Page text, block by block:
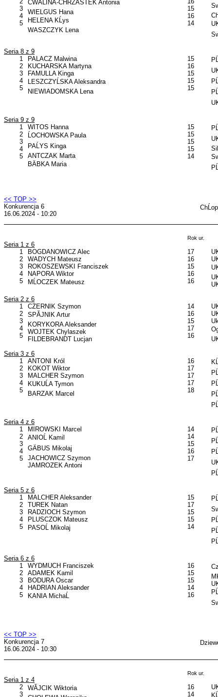
3
4
5
CWALINA-CHRZÄSTEK Antonia
WIELGUS Hana
HELENA KĹys
WASZCZYK Lena
15
16
14
Seria 8 z 9
1
2
3
4
5
PALACZ Malwina
KUCHARSKA Martyna
FAMULLA Kinga
LESZCZYĹSKA Aleksandra
NIEWIADOMSKA Lena
15
16
15
15
15
Seria 9 z 9
1
2
3
4
5
WITOS Hanna
ĹOCHOWSKA Paula
PAĹYS Kinga
ANTCZAK Marta
BÄBKA Maria
15
15
15
15
14
<< TOP >>
Konkurencja 6
16.06.2024 - 10:20
Rok ur.
Seria 1 z 6
1
2
3
4
5
BOGDANOWICZ Alec
WADYCH Mateusz
ROKOSZEWSKI Franciszek
NAPORA Wiktor
MĹOCZEK Mateusz
17
16
15
16
16
Seria 2 z 6
1
2
3
4
5
CZERNIK Szymon
SPĂJNIK Artur
KORYKORA Aleksander
WOJTEK Chylaszek
FILDEBRANDT Lucjan
14
16
15
17
16
Seria 3 z 6
1
2
3
4
5
ANTONI Król
KOKOT Wiktor
MALCHER Szymon
KUKUĹA Tymon
BARZAK Marcel
16
17
17
17
18
Seria 4 z 6
1
2
3
4
5
MIROWSKI Marcel
ANIOĹ Kamil
GÄBUS Mikolaj
JACHOWICZ Szymon
JAMROZEK Antoni
14
14
15
16
17
Seria 5 z 6
1
2
3
4
5
MALCHER Aleksander
TUREK Natan
RADZIOCH Szymon
PLUSCZOK Mateusz
PASOĹ Mikolaj
15
17
15
15
14
Seria 6 z 6
1
2
3
4
5
WYDMUCH Franciszek
ADAMEK Kamil
BODURA Oscar
HADRIAN Aleksander
KANIA MichaĹ
16
15
15
14
16
<< TOP >>
Konkurencja 7
16.06.2024 - 10:30
Rok ur.
Seria 1 z 4
2
3
WĂJCIK Wiktoria
16
14